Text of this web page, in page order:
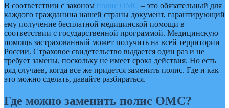
В соответствии с законом полис ОМС – это обязательный для
каждого гражданина нашей страны документ, гарантирующий
ему получение бесплатной медицинской помощи в
соответствии с государственной программой. Медицинскую
помощь застрахованный может получить на всей территории
России. Страховое свидетельство выдается один раз и не
требует замены, поскольку не имеет срока действия. Но есть
ряд случаев, когда все же придется заменить полис. Где и как
это можно сделать, давайте разбираться.
Где можно заменить полис ОМС?